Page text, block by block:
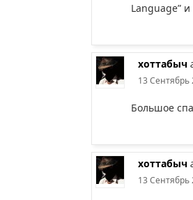
Language”
хоттабыч
13 Сентябрь
Большое
хоттабыч
13 Сентябрь